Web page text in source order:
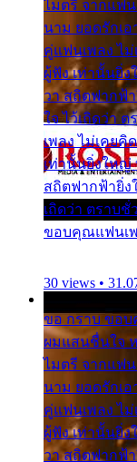
ไมตรี จากแฟ
นาม ยอดรักเอ
คู่แฟนเพลง ไ
ผู้ฟัง เท่านั้นยิ่
วา สถิตฟากฟ้
ใจ ไว้เถิดว่า
เพลง ไม่เคยคิ
เท่านั้นยิ่งใหญ่
สถิตฟากฟ้ายิ่ง
เถิดว่า ตราบ
ขอบคุณแฟนเพ
30 views •
ขอ กราบ ขอบ
ผมแสนชื่นใจ ห
ไมตรี จากแฟ
นาม ยอดรักเอ
คู่แฟนเพลง ไ
ผู้ฟัง เท่านั้นยิ่
วา สถิตฟากฟ้